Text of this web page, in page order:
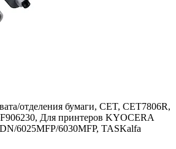
отделения бумаги, CET, CET7806R,
Для принтеров KYOCERA
6025MFP/6030MFP, TASKalfa